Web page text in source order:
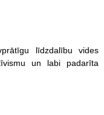
līdzdalību vides
un labi padarīta